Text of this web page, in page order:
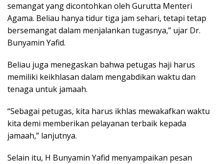
semangat yang dicontohkan oleh Gurutta Menteri
Agama. Beliau hanya tidur tiga jam sehari, tetapi tetap
bersemangat dalam menjalankan tugasnya,” ujar Dr.
Bunyamin Yafid.
Beliau juga menegaskan bahwa petugas haji harus
memiliki keikhlasan dalam mengabdikan waktu dan
tenaga untuk jamaah.
“Sebagai petugas, kita harus ikhlas mewakafkan waktu
kita demi memberikan pelayanan terbaik kepada
jamaah,” lanjutnya.
Selain itu, H Bunyamin Yafid menyampaikan pesan